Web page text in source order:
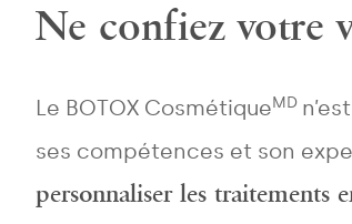
Ne confiez votre
Le BOTOX CosmétiqueMD
ses compétences et son
personnaliser les traitements